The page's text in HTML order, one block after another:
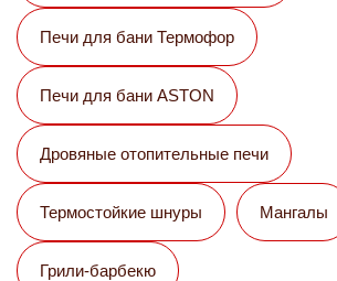
Печи для бани Термофор
Печи для бани ASTON
Дровяные отопительные печи
Термостойкие шнуры Мангалы
Грили-барбекю